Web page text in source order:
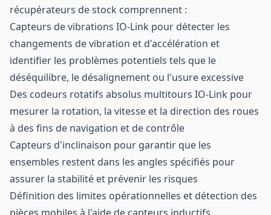
récupérateurs de stock comprennent :
Capteurs de vibrations IO-Link pour détecter les
changements de vibration et d'accélération et
identifier les problèmes potentiels tels que le
déséquilibre, le désalignement ou l'usure excessive
Des codeurs rotatifs absolus multitours IO-Link pour
mesurer la rotation, la vitesse et la direction des roues
à des fins de navigation et de contrôle
Capteurs d'inclinaison pour garantir que les
ensembles restent dans les angles spécifiés pour
assurer la stabilité et prévenir les risques
Définition des limites opérationnelles et détection des